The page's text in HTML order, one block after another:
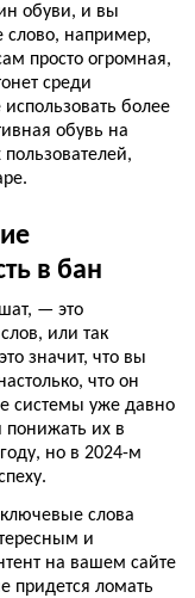
обуви, и вы
слово, например,
просто огромная,
среди
более
обувь на
в бан
— это
или так
значит, что вы
что он
системы уже давно
понижать их в
но в 2024-м
ключевые слова
и
на вашем сайте
придется ломать